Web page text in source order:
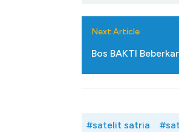
Next Article
Bos BAKTI
#satelit satria